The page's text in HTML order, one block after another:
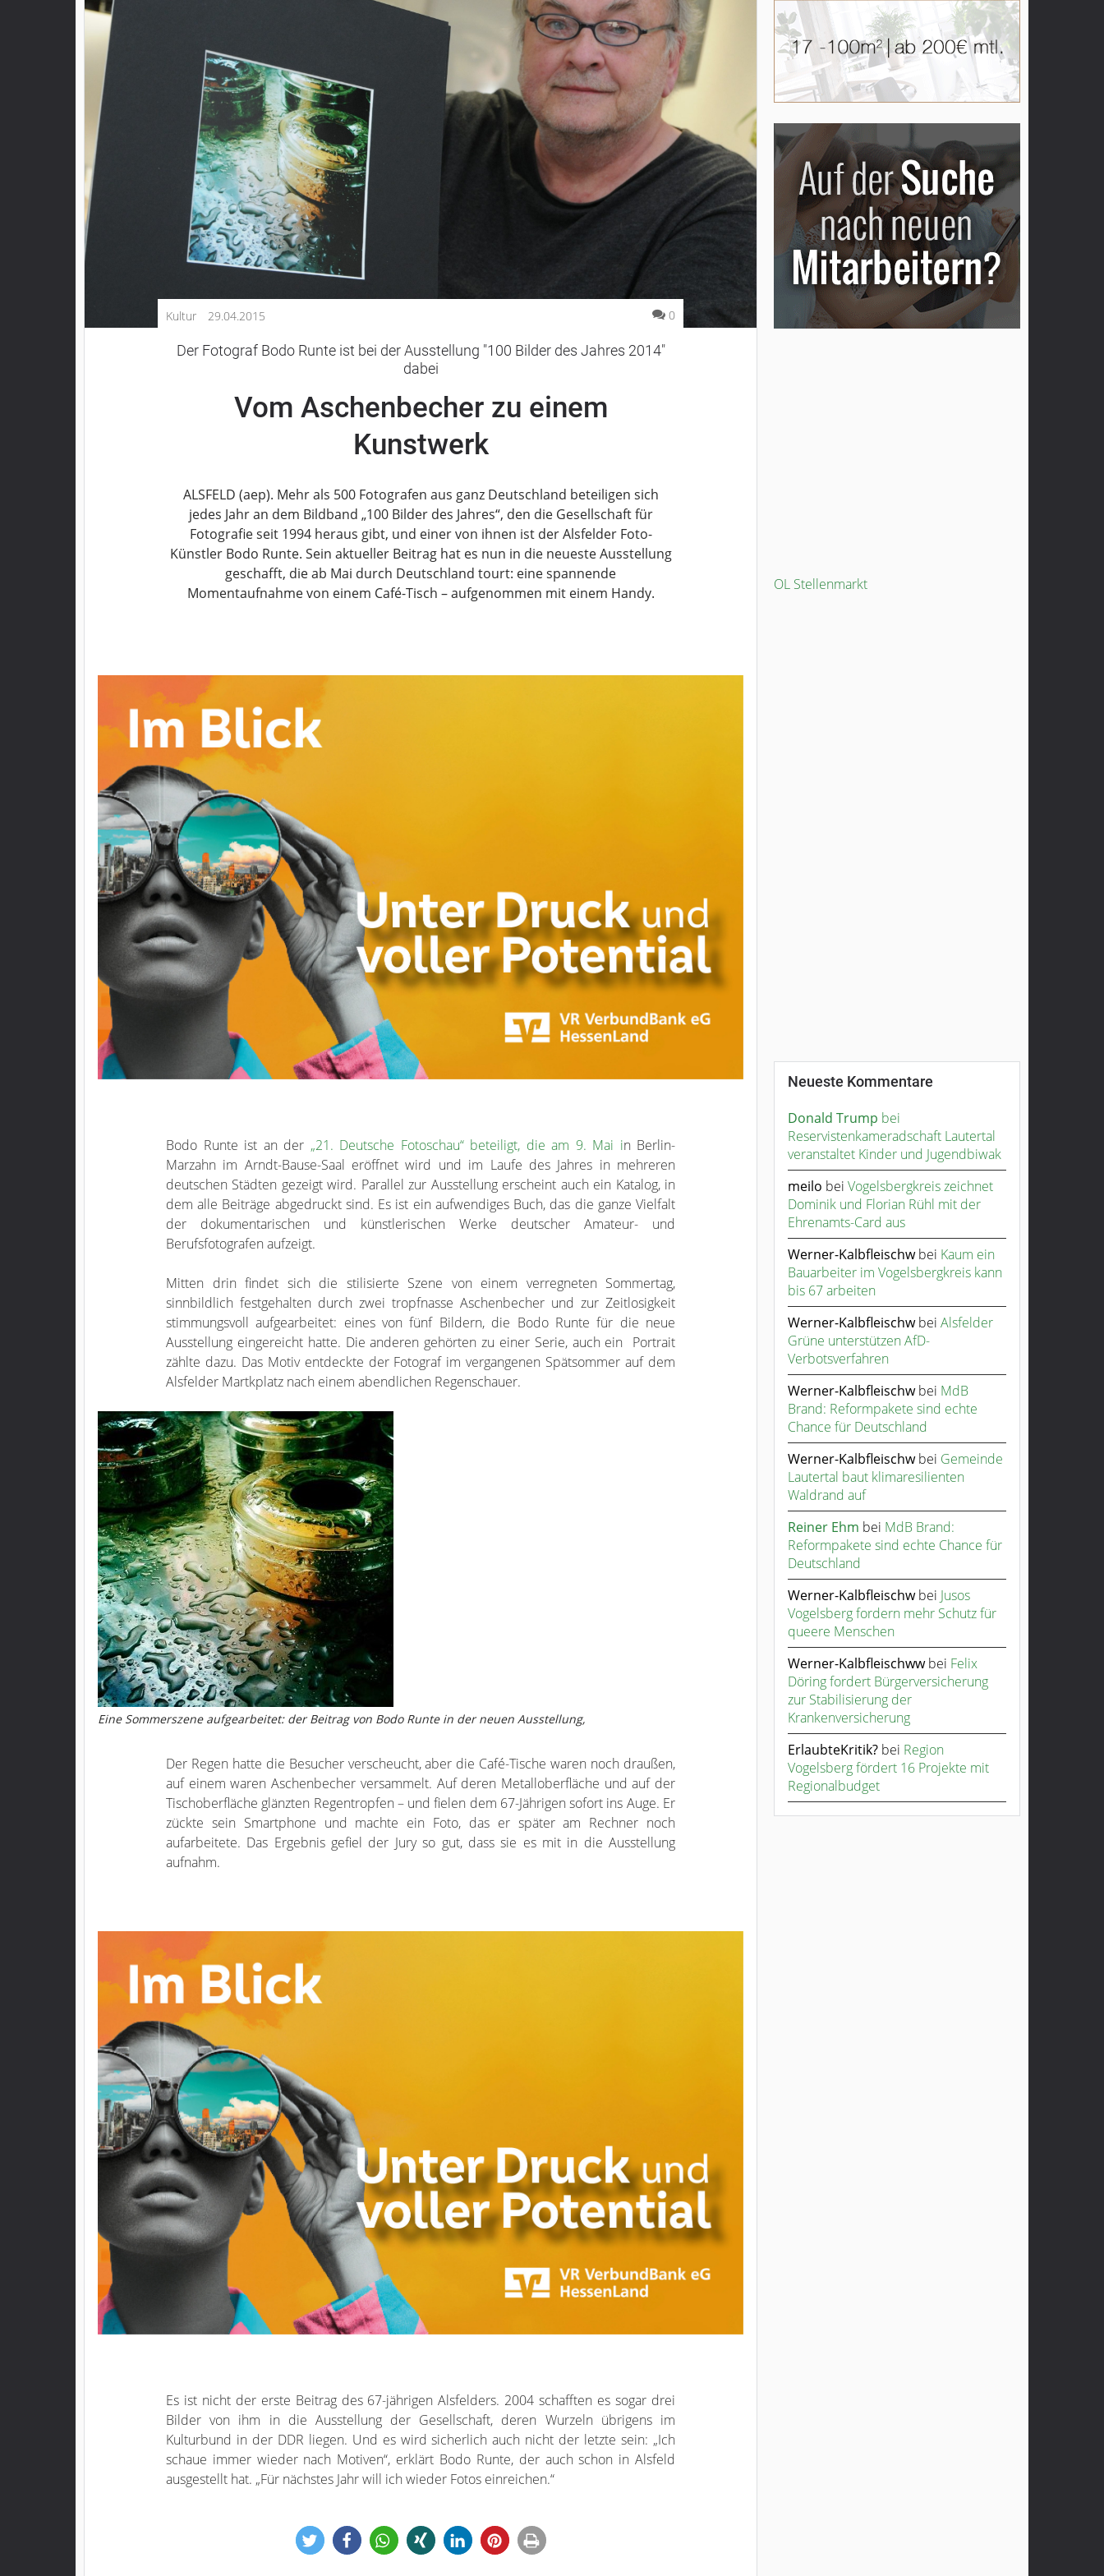
Kultur
Lifestyle
Wirtschaft
Vogelsberg
Alsfeld
Lauterbach
Romrod
Homberg
Ohm
Schotten
Datenschutzerklärung
Kultur 29.04.2015 0
Der Fotograf Bodo Runte ist bei der Ausstellung "100 Bilder des Jahres 2014"
dabei
Vom Aschenbecher zu einem
Kunstwerk
ALSFELD (aep). Mehr als 500 Fotografen aus ganz Deutschland beteiligen sich
jedes Jahr an dem Bildband „100 Bilder des Jahres“, den die Gesellschaft für
Fotografie seit 1994 heraus gibt, und einer von ihnen ist der Alsfelder Foto-
Künstler Bodo Runte. Sein aktueller Beitrag hat es nun in die neueste Ausstellung
geschafft, die ab Mai durch Deutschland tourt: eine spannende
Momentaufnahme von einem Café-Tisch – aufgenommen mit einem Handy.
Bodo Runte ist an der „21. Deutsche Fotoschau“ beteiligt, die am 9. Mai in Berlin-
Marzahn im Arndt-Bause-Saal eröffnet wird und im Laufe des Jahres in mehreren
deutschen Städten gezeigt wird. Parallel zur Ausstellung erscheint auch ein Katalog, in
dem alle Beiträge abgedruckt sind. Es ist ein aufwendiges Buch, das die ganze Vielfalt
der dokumentarischen und künstlerischen Werke deutscher Amateur- und
Berufsfotografen aufzeigt.
Mitten drin findet sich die stilisierte Szene von einem verregneten Sommertag,
sinnbildlich festgehalten durch zwei tropfnasse Aschenbecher und zur Zeitlosigkeit
stimmungsvoll aufgearbeitet: eines von fünf Bildern, die Bodo Runte für die neue
Ausstellung eingereicht hatte. Die anderen gehörten zu einer Serie, auch ein Portrait
zählte dazu. Das Motiv entdeckte der Fotograf im vergangenen Spätsommer auf dem
Alsfelder Martkplatz nach einem abendlichen Regenschauer.
Eine Sommerszene aufgearbeitet: der Beitrag von Bodo Runte in der neuen Ausstellung,
Der Regen hatte die Besucher verscheucht, aber die Café-Tische waren noch draußen,
auf einem waren Aschenbecher versammelt. Auf deren Metalloberfläche und auf der
Tischoberfläche glänzten Regentropfen – und fielen dem 67-Jährigen sofort ins Auge. Er
zückte sein Smartphone und machte ein Foto, das er später am Rechner noch
aufarbeitete. Das Ergebnis gefiel der Jury so gut, dass sie es mit in die Ausstellung
aufnahm.
Es ist nicht der erste Beitrag des 67-jährigen Alsfelders. 2004 schafften es sogar drei
Bilder von ihm in die Ausstellung der Gesellschaft, deren Wurzeln übrigens im
Kulturbund in der DDR liegen. Und es wird sicherlich auch nicht der letzte sein: „Ich
schaue immer wieder nach Motiven“, erklärt Bodo Runte, der auch schon in Alsfeld
ausgestellt hat. „Für nächstes Jahr will ich wieder Fotos einreichen.“
OL Stellenmarkt
Neueste Kommentare
Donald Trump bei
Reservistenkameradschaft Lautertal
veranstaltet Kinder und Jugendbiwak
meilo bei Vogelsbergkreis zeichnet
Dominik und Florian Rühl mit der
Ehrenamts-Card aus
Werner-Kalbfleischwbei Kaum ein
Bauarbeiter im Vogelsbergkreis kann
bis 67 arbeiten
Werner-Kalbfleischwbei Alsfelder
Grüne unterstützen AfD-
Verbotsverfahren
Werner-Kalbfleischwbei MdB
Brand: Reformpakete sind echte
Chance für Deutschland
Werner-Kalbfleischwbei Gemeinde
Lautertal baut klimaresilienten
Waldrand auf
Reiner Ehm bei MdB Brand:
Reformpakete sind echte Chance für
Deutschland
Werner-Kalbfleischwbei Jusos
Vogelsberg fordern mehr Schutz für
queere Menschen
Werner-Kalbfleischwwbei Felix
Döring fordert Bürgerversicherung
zur Stabilisierung der
Krankenversicherung
ErlaubteKritik? bei Region
Vogelsberg fördert 16 Projekte mit
Regionalbudget